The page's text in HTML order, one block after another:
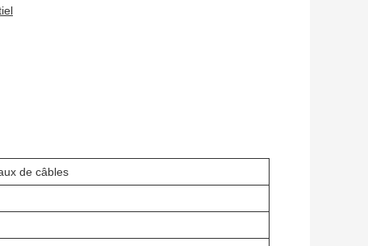
de câbles